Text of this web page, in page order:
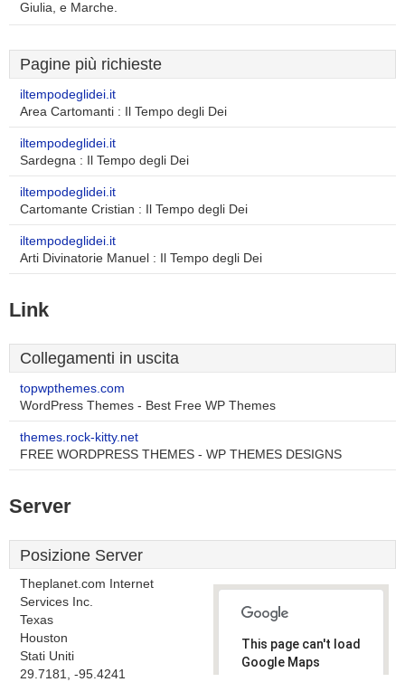
Giulia, e Marche.
Pagine più richieste
iltempodeglidei.it
Area Cartomanti : Il Tempo degli Dei
iltempodeglidei.it
Sardegna : Il Tempo degli Dei
iltempodeglidei.it
Cartomante Cristian : Il Tempo degli Dei
iltempodeglidei.it
Arti Divinatorie Manuel : Il Tempo degli Dei
Link
Collegamenti in uscita
topwpthemes.com
WordPress Themes - Best Free WP Themes
themes.rock-kitty.net
FREE WORDPRESS THEMES - WP THEMES DESIGNS
Server
Posizione Server
Theplanet.com Internet
Services Inc.
Texas
Houston
Stati Uniti
29.7181, -95.4241
This page can't load
Google Maps